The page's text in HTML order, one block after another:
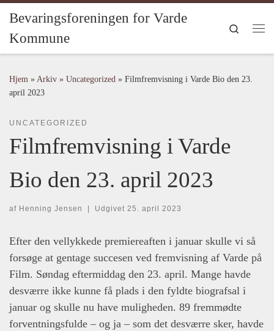
Fortsæt til indhold
Bevaringsforeningen for Varde
Kommune
Search
Hjem » Arkiv » Uncategorized » Filmfremvisning i Varde Bio den 23.
april 2023
UNCATEGORIZED
Filmfremvisning i Varde
Bio den 23. april 2023
af Henning Jensen Udgivet 25. april 2023
Efter den vellykkede premiereaften i januar skulle vi så
forsøge at gentage succesen ved fremvisning af Varde på
Film. Søndag eftermiddag den 23. april. Mange havde
desværre ikke kunne få plads i den fyldte biografsal i
januar og skulle nu have muligheden. 89 fremmødte
forventningsfulde – og ja – som det desværre sker, havde